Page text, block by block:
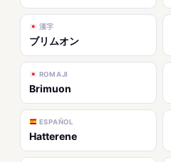
漢字
ブリムオン
ROMAJI
Brimuon
ESPAÑOL
Hatterene